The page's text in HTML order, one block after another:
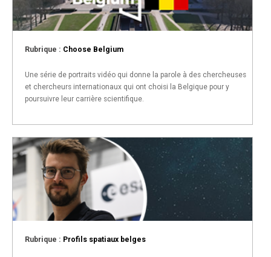
Rubrique : Choose Belgium
Une série de portraits vidéo qui donne la parole à des chercheuses
et chercheurs internationaux qui ont choisi la Belgique pour y
poursuivre leur carrière scientifique.
Rubrique : Profils spatiaux belges